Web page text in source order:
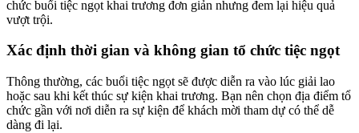
chức buổi tiệc ngọt khai trương đơn giản nhưng đem lại hiệu quả
vượt trội.
Xác định thời gian và không gian tổ chức tiệc ngọt
Thông thường, các buổi tiệc ngọt sẽ được diễn ra vào lúc giải lao
hoặc sau khi kết thúc sự kiện khai trương. Bạn nên chọn địa điểm tổ
chức gần với nơi diễn ra sự kiện để khách mời tham dự có thể dễ
dàng đi lại.